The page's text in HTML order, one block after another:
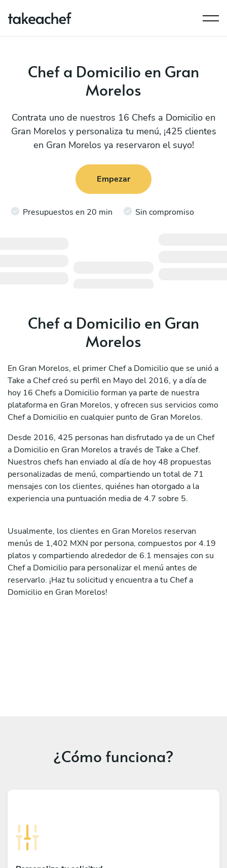
Chef a Domicilio en Gran
Morelos
Contrata uno de nuestros 16 Chefs a Domicilio en
Gran Morelos y personaliza tu menú, ¡425 clientes
en Gran Morelos ya reservaron el suyo!
Empezar
Presupuestos en 20 min Sin compromiso
Chef a Domicilio en Gran
Morelos
En Gran Morelos, el primer Chef a Domicilio que se unió a
Take a Chef creó su perfil en Mayo del 2016, y a día de
hoy 16 Chefs a Domicilio forman ya parte de nuestra
plataforma en Gran Morelos, y ofrecen sus servicios como
Chef a Domicilio en cualquier punto de Gran Morelos.
Desde 2016, 425 personas han disfrutado ya de un Chef
a Domicilio en Gran Morelos a través de Take a Chef.
Nuestros chefs han enviado al día de hoy 48 propuestas
personalizadas de menú, compartiendo un total de 71
mensajes con los clientes, quiénes han otorgado a la
experiencia una puntuación media de 4.7 sobre 5.
Usualmente, los clientes en Gran Morelos reservan
menús de 1,402 MXN por persona, compuestos por 4.19
platos y compartiendo alrededor de 6.1 mensajes con su
Chef a Domicilio para personalizar el menú antes de
reservarlo. ¡Haz tu solicitud y encuentra a tu Chef a
Domicilio en Gran Morelos!
¿Cómo funciona?